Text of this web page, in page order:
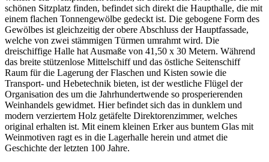
schönen Sitzplatz finden, befindet sich direkt die Haupthalle, die mit
einem flachen Tonnengewölbe gedeckt ist. Die gebogene Form des
Gewölbes ist gleichzeitig der obere Abschluss der Hauptfassade,
welche von zwei stämmigen Türmen umrahmt wird. Die
dreischiffige Halle hat Ausmaße von 41,50 x 30 Metern. Während
das breite stützenlose Mittelschiff und das östliche Seitenschiff
Raum für die Lagerung der Flaschen und Kisten sowie die
Transport- und Hebetechnik bieten, ist der westliche Flügel der
Organisation des um die Jahrhundertwende so prosperierenden
Weinhandels gewidmet. Hier befindet sich das in dunklem und
modern verziertem Holz getäfelte Direktorenzimmer, welches
original erhalten ist. Mit einem kleinen Erker aus buntem Glas mit
Weinmotiven ragt es in die Lagerhalle herein und atmet die
Geschichte der letzten 100 Jahre.